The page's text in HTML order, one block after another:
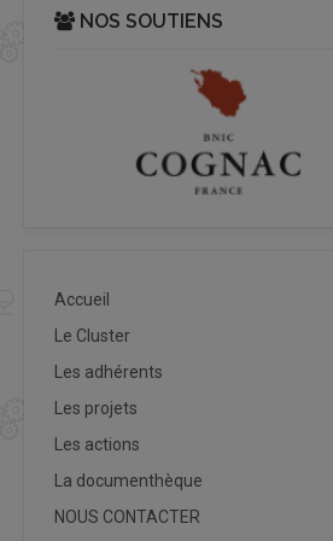
NOS SOUTIENS
Accueil
Le Cluster
Les adhérents
Les projets
Les actions
La documenthèque
NOUS CONTACTER